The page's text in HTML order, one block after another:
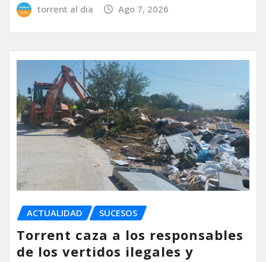
torrent al dia Ago 7, 2026
ACTUALIDAD SUCESOS
Torrent caza a los responsables
de los vertidos ilegales y